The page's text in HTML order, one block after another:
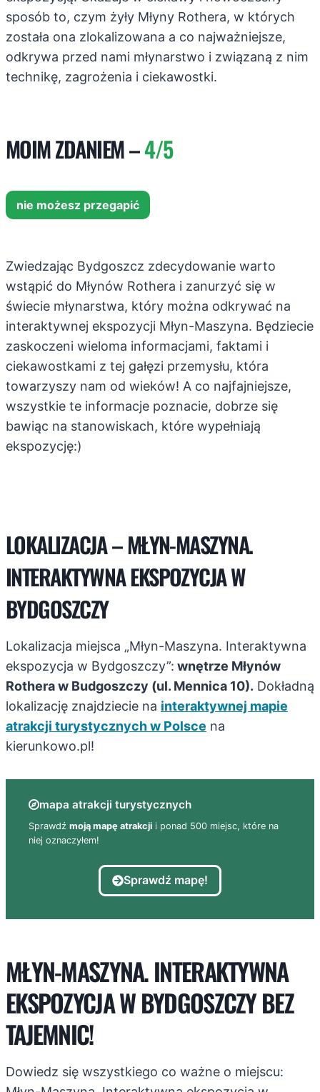
sposób to, czym żyły Młyny Rothera, w których
została ona zlokalizowana a co najważniejsze,
odkrywa przed nami młynarstwo i związaną z nim
technikę, zagrożenia i ciekawostki.
MOIM ZDANIEM –4/5
nie możesz przegapić
Zwiedzając Bydgoszcz zdecydowanie warto
wstąpić do Młynów Rothera i zanurzyć się w
świecie młynarstwa, który można odkrywać na
interaktywnej ekspozycji Młyn-Maszyna. Będziecie
zaskoczeni wieloma informacjami, faktami i
ciekawostkami z tej gałęzi przemysłu, która
towarzyszy nam od wieków! A co najfajniejsze,
wszystkie te informacje poznacie, dobrze się
bawiąc na stanowiskach, które wypełniają
ekspozycję:)
LOKALIZACJA – MŁYN-MASZYNA.
INTERAKTYWNA EKSPOZYCJA W
BYDGOSZCZY
Lokalizacja miejsca „Młyn-Maszyna. Interaktywna
ekspozycja w Bydgoszczy”: wnętrze Młynów
Rothera w Budgoszczy (ul. Mennica 10). Dokładną
lokalizację znajdziecie na interaktywnej mapie
atrakcji turystycznych w Polsce na
kierunkowo.pl!
mapa atrakcji turystycznych
Sprawdź moją mapę atrakcji i ponad 500 miejsc, które na
niej oznaczyłem!
Sprawdź mapę!
MŁYN-MASZYNA. INTERAKTYWNA
EKSPOZYCJA W BYDGOSZCZY BEZ
TAJEMNIC!
Dowiedz się wszystkiego co ważne o miejscu: